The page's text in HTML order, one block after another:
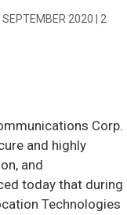
SEPTEMBER 2020
2
Corp.
and highly
and
today that during
Technologies